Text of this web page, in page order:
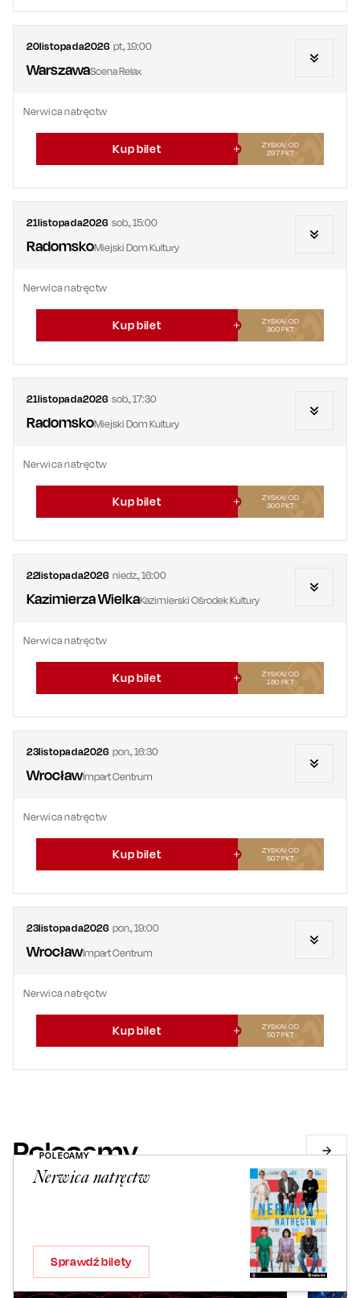
POLECAMY
Nerwica natręctw
Sprawdź bilety
20listopada2026 pt.,19:00
WarszawaScena Relax
Nerwica natręctw
Kup bilet
ZYSKAJ OD
297PKT
21listopada2026 sob.,15:00
RadomskoMiejski Dom Kultury
Nerwica natręctw
Kup bilet
ZYSKAJ OD
300PKT
21listopada2026 sob.,17:30
RadomskoMiejski Dom Kultury
Nerwica natręctw
Kup bilet
ZYSKAJ OD
300PKT
22listopada2026 niedz.,16:00
Kazimierza WielkaKazimierski Ośrodek Kultury
Nerwica natręctw
Kup bilet
ZYSKAJ OD
180 PKT
23listopada2026 pon.,16:30
WrocławImpart Centrum
Nerwica natręctw
Kup bilet
ZYSKAJ OD
507PKT
23listopada2026 pon.,19:00
WrocławImpart Centrum
Nerwica natręctw
Kup bilet
ZYSKAJ OD
507PKT
Polecamy